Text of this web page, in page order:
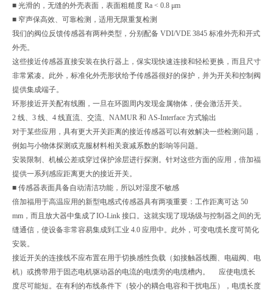
■ 光滑的，无缝的外壳表面，表面粗糙度 Ra < 0.8 μm
■ 窄声保高效、可靠检测，适用无限重复检测
我们的阀位反馈传感器有两种类型，分别配备 VDI/VDE 3845 标准外壳和开式
外壳。
这些接近传感器直接安装在执行器上，保实现快速连接和轻松更换，而且尺寸
非常紧凑。此外，标准化外壳形状给予传感器很好的保护，并为开关和控制阀
提供集成端子。
环形接近开关配有线圈，一旦在环圆周内发现金属物体，便会激活开关。
2 线、3 线、4 线直流、交流、NAMUR 和 AS-Interface 方式输出
对于某些应用，具有更大开关距离的接近传感器可以有效解决一些检测问题，
例如与小物体探测或克服材料相关衰减系数的影响等问题。
安装限制、机械公差或穿过保护涂层进行探测。针对这些方面的应用，倍加福
提供一系列感应距离更大的接近开关。
■ 传感器表面具备自动清洁功能，所以对湿度不敏感
倍加福用于高温应用的新型电感式传感器具有两项重要：工作距离可达 50
mm，而且放大器中集成了IO-Link 接口。这就实现了现场级与控制器之间的无
缝通信，使设备非常容易集成到工业 4.0 应用中。此外，可变电缆长度可简化
安装。
接近开关的连接线不应布置在用于切换感性负载（如接触器线圈、电磁阀、电
机）或携带用于固态电机驱动器的电流的电缆旁的电缆槽内。 应使电缆长
度尽可能短。在有利的布线条件下（较小的耦合电容和干扰电压），电缆长度